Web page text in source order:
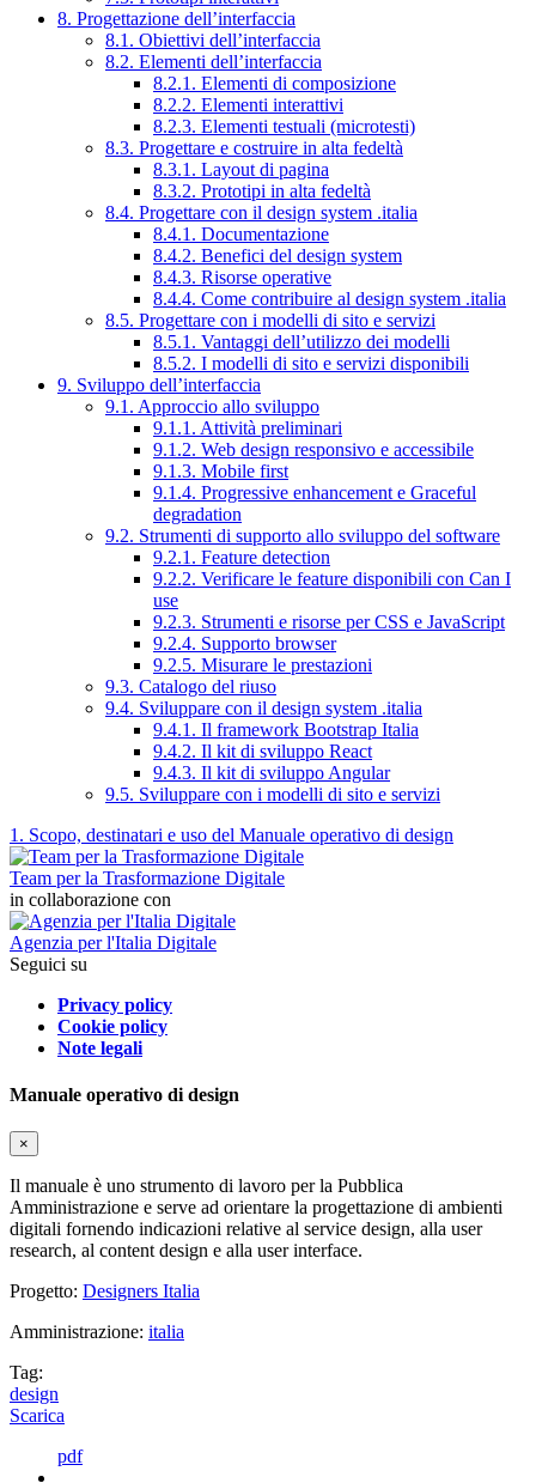
8. Progettazione dell’interfaccia
8.1. Obiettivi dell’interfaccia
8.2. Elementi dell’interfaccia
8.2.1. Elementi di composizione
8.2.2. Elementi interattivi
8.2.3. Elementi testuali (microtesti)
8.3. Progettare e costruire in alta fedeltà
8.3.1. Layout di pagina
8.3.2. Prototipi in alta fedeltà
8.4. Progettare con il design system .italia
8.4.1. Documentazione
8.4.2. Benefici del design system
8.4.3. Risorse operative
8.4.4. Come contribuire al design system .italia
8.5. Progettare con i modelli di sito e servizi
8.5.1. Vantaggi dell’utilizzo dei modelli
8.5.2. I modelli di sito e servizi disponibili
9. Sviluppo dell’interfaccia
9.1. Approccio allo sviluppo
9.1.1. Attività preliminari
9.1.2. Web design responsivo e accessibile
9.1.3. Mobile first
9.1.4. Progressive enhancement e Graceful
degradation
9.2. Strumenti di supporto allo sviluppo del software
9.2.1. Feature detection
9.2.2. Verificare le feature disponibili con Can I
use
9.2.3. Strumenti e risorse per CSS e JavaScript
9.2.4. Supporto browser
9.2.5. Misurare le prestazioni
9.3. Catalogo del riuso
9.4. Sviluppare con il design system .italia
9.4.1. Il framework Bootstrap Italia
9.4.2. Il kit di sviluppo React
9.4.3. Il kit di sviluppo Angular
9.5. Sviluppare con i modelli di sito e servizi
1. Scopo, destinatari e uso del Manuale operativo di design
Team per la Trasformazione Digitale
in collaborazione con
Agenzia per l'Italia Digitale
Seguici su
Privacy policy
Cookie policy
Note legali
Manuale operativo di design
×
Il manuale è uno strumento di lavoro per la Pubblica
Amministrazione e serve ad orientare la progettazione di ambienti
digitali fornendo indicazioni relative al service design, alla user
research, al content design e alla user interface.
Progetto: Designers Italia
Amministrazione: italia
Tag:
design
Scarica
pdf